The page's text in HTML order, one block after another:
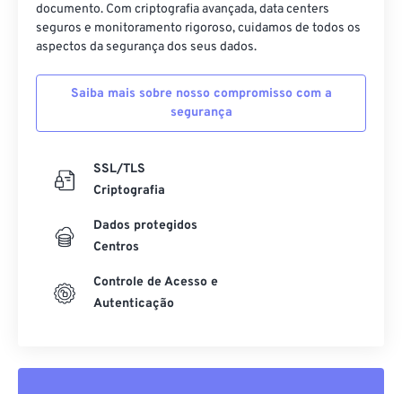
documento. Com criptografia avançada, data centers
seguros e monitoramento rigoroso, cuidamos de todos os
aspectos da segurança dos seus dados.
Saiba mais sobre nosso compromisso com a
segurança
SSL/TLS
Criptografia
Dados protegidos
Centros
Controle de Acesso e
Autenticação